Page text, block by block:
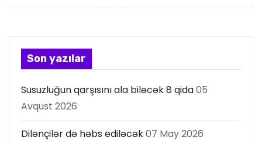
a
ı
Son yazılar
Susuzluğun qarşısını ala biləcək 8 qida05
Avqust 2026
Dilənçilər də həbs ediləcək07 May 2026